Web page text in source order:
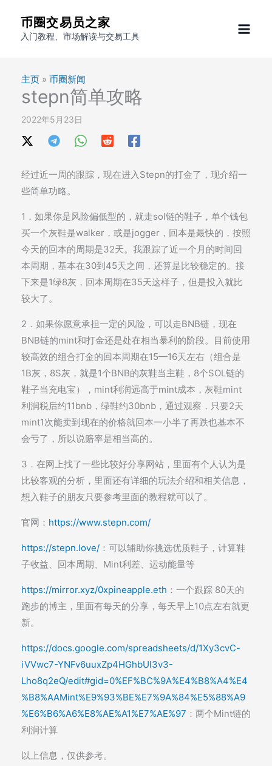
币圈交易员之家
入门教程、市场解读与交易工具
主页 » 币圈新闻
stepn简单攻略
2022年5月23日
经过近一周的跟踪，现在进入Stepn的打金了，现介绍一
些简单功略。
1．如果你是风险偏低型的，就走sol链的鞋子，单个钱包
买一个灰鞋是walker，或是jogger，回本是最快的，按照
今天的回本的周期是32天。我跟踪了近一个月的时间回
本周期，基本在30到45天之间，还算是比较稳定的。接
下来是1绿8灰，回本周期在35天这样子，但是投入就比
较大了。
2．如果你愿意承担一定的风险，可以走BNB链，现在
BNB链的mint和打金还是处在相当暴利的阶段。目前使用
较高效的组合打金的回本周期在15—16天左右（组合是
1B灰，8S灰，就是1个BNB的灰鞋当主鞋，8个SOL链的
鞋子当充电宝），mint利润远高于mint成本，灰鞋mint
利润税后约11bnb，绿鞋约30bnb，通过观察，只要2天
mint1次能卖到现在的价格就回本一小半了再跌也基本不
会亏了，所以说赔率是相当高的。
3．在网上找了一些比较好分享网站，里面有个人认为是
比较客观的分析，里面还有详细的玩法介绍和相关信息，
想入鞋子的朋友只要参考里面的教程就可以了。
官网： https://www.stepn.com/
https://stepn.love/ ：可以辅助你挑选优质鞋子，计算鞋
子收益、回本周期、Mint利差、运动能量等
https://mirror.xyz/0xpineapple.eth ：一个跟踪 80天的
跑步的博主，里面有每天的分享，每天早上10点左右就更
新。
https://docs.google.com/spreadsheets/d/1Xy3cvC-
iVVwc7-YNFv6uuxZp4HGhbUl3v3-
Lho8q2eQ/edit#gid=0%EF%BC%9A%E4%B8%A4%E4
%B8%AAMint%E9%93%BE%E7%9A%84%E5%88%A9
%E6%B6%A6%E8%AE%A1%E7%AE%97 ：两个Mint链的
利润计算
以上信息，仅供参考。